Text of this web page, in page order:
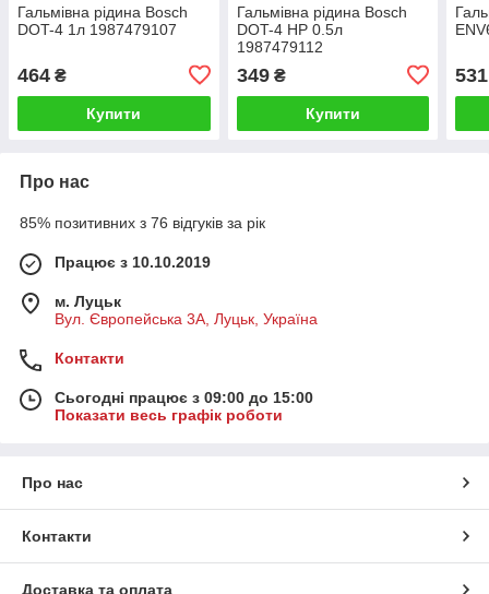
Гальмівна рідина Bosch
DOT-4 1л 1987479107
464 ₴
Купити
Гальмівна рідина Bosch
DOT-4 HP 0.5л
1987479112
349₴
Купити
531
Про нас
85% позитивних з 76 відгуків за рік
Працює з 10.10.2019
м. Луцьк
Вул. Європейська 3А, Луцьк, Україна
Контакти
Сьогодні працює з 09:00 до 15:00
Показати весь графік роботи
Про нас
Контакти
Доставка та оплата